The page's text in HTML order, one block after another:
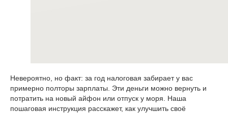
Невероятно, но факт: за год налоговая забирает у вас
примерно полторы зарплаты. Эти деньги можно вернуть и
потратить на новый айфон или отпуск у моря. Наша
пошаговая инструкция расскажет, как улучшить своё